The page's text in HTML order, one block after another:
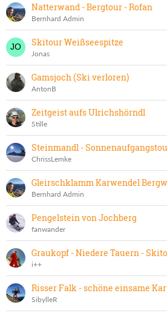
Natterwand - Bergtour - Rofan
Bernhard Admin
Skitour Weißseespitze
Jonas
Gamsjoch (Ski verloren)
AntonB
Zeitgeist aufs Ulrichshörndl
Stille
Steinmandl -
ChrissLemke
Gleirschklamm Karwendel
Bernhard Admin
Pengelstein von Jochberg
fanwander
Graukopf - Niedere Tauern -
i++
Risser Falk - schöne einsame
SibylleR